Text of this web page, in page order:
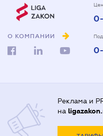
О КОМПАНИИ
Реклама и
на